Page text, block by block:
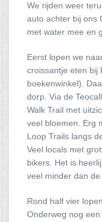
We rijden weer
auto achter bij ons
met water mee en
Eerst lopen we
croissantje eten bij
boekenwinkel).
dorp. Via de
Walk Trail met
veel bloemen. Erg
Loop Trails langs
Veel locals met
bikers. Het is
veel minder dan de
Rond half vier
Onderweg nog